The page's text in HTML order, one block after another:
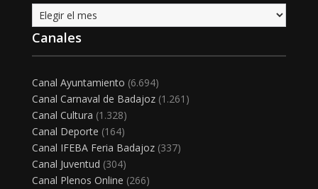
Archivo
Canales
Canal Ayuntamiento (6.694)
Canal Carnaval de Badajoz(1.261)
Canal Cultura (1.328)
Canal Deporte (164)
Canal IFEBA Feria Badajoz(337)
Canal Juventud (304)
Canal Plenos Online (266)